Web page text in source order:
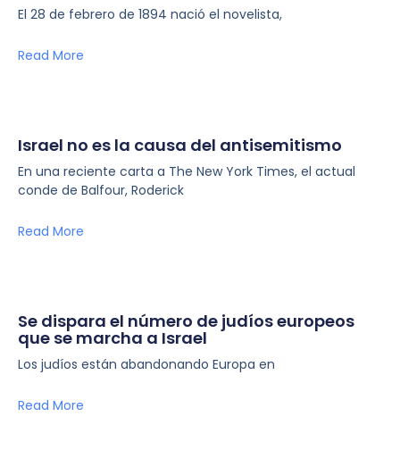
El 28 de febrero de 1894 nació el novelista,
Read More
Israel no es la causa del antisemitismo
En una reciente carta a The New York Times, el actual
conde de Balfour, Roderick
Read More
Se dispara el número de judíos europeos
que se marcha a Israel
Los judíos están abandonando Europa en
Read More